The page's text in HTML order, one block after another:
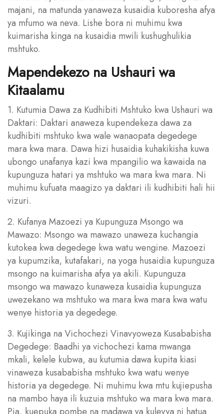
majani, na matunda yanaweza kusaidia kuboresha afya
ya mfumo wa neva. Lishe bora ni muhimu kwa
kuimarisha kinga na kusaidia mwili kushughulikia
mshtuko.
Mapendekezo na Ushauri wa
Kitaalamu
1. Kutumia Dawa za Kudhibiti Mshtuko kwa Ushauri wa
Daktari: Daktari anaweza kupendekeza dawa za
kudhibiti mshtuko kwa wale wanaopata degedege
mara kwa mara. Dawa hizi husaidia kuhakikisha kuwa
ubongo unafanya kazi kwa mpangilio wa kawaida na
kupunguza hatari ya mshtuko wa mara kwa mara. Ni
muhimu kufuata maagizo ya daktari ili kudhibiti hali hii
vizuri.
2. Kufanya Mazoezi ya Kupunguza Msongo wa
Mawazo: Msongo wa mawazo unaweza kuchangia
kutokea kwa degedege kwa watu wengine. Mazoezi
ya kupumzika, kutafakari, na yoga husaidia kupunguza
msongo na kuimarisha afya ya akili. Kupunguza
msongo wa mawazo kunaweza kusaidia kupunguza
uwezekano wa mshtuko wa mara kwa mara kwa watu
wenye historia ya degedege.
3. Kujikinga na Vichochezi Vinavyoweza Kusababisha
Degedege: Baadhi ya vichochezi kama mwanga
mkali, kelele kubwa, au kutumia dawa kupita kiasi
vinaweza kusababisha mshtuko kwa watu wenye
historia ya degedege. Ni muhimu kwa mtu kujiepusha
na mambo haya ili kuzuia mshtuko wa mara kwa mara.
Pia, kuepuka pombe na madawa ya kulevya ni hatua